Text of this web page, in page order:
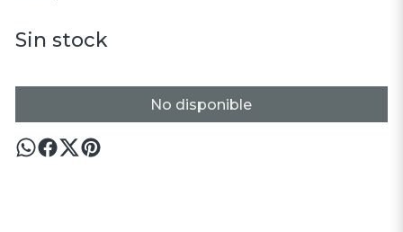
Sin stock
No disponible